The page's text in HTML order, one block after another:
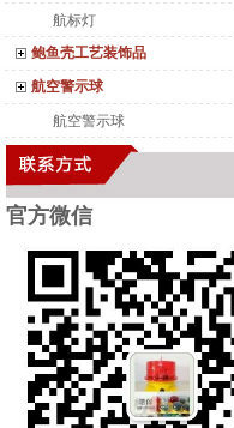
航标灯
鲍鱼壳工艺装饰品
航空警示球
航空警示球
官方微信